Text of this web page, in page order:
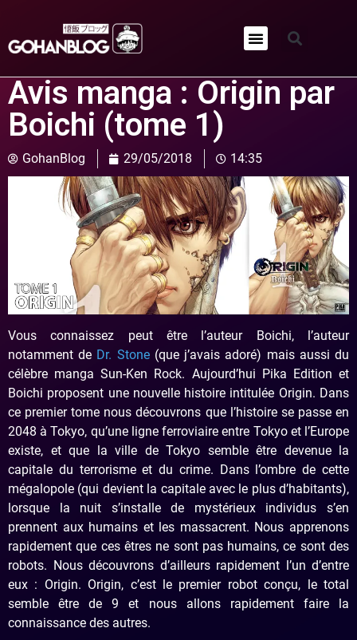
Avis manga : Origin par
Boichi (tome 1)
GohanBlog 29/05/2018 14:35
Vous connaissez peut être l’auteur Boichi, l’auteur
notamment de Dr. Stone(que j’avais adoré) mais aussi du
célèbre manga Sun-Ken Rock. Aujourd’hui Pika Edition et
Boichi proposent une nouvelle histoire intitulée Origin. Dans
ce premier tome nous découvrons que l’histoire se passe en
2048 à Tokyo, qu’une ligne ferroviaire entre Tokyo et l’Europe
existe, et que la ville de Tokyo semble être devenue la
capitale du terrorisme et du crime. Dans l’ombre de cette
mégalopole (qui devient la capitale avec le plus d’habitants),
lorsque la nuit s’installe de mystérieux individus s’en
prennent aux humains et les massacrent. Nous apprenons
rapidement que ces êtres ne sont pas humains, ce sont des
robots. Nous découvrons d’ailleurs rapidement l’un d’entre
eux : Origin. Origin, c’est le premier robot conçu, le total
semble être de 9 et nous allons rapidement faire la
connaissance des autres.